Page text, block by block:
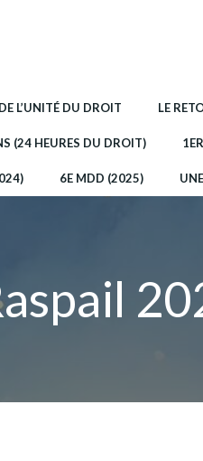
L’UNITÉ DU DROIT LE
(24 HEURES DU DROIT)
6E MDD (2025)